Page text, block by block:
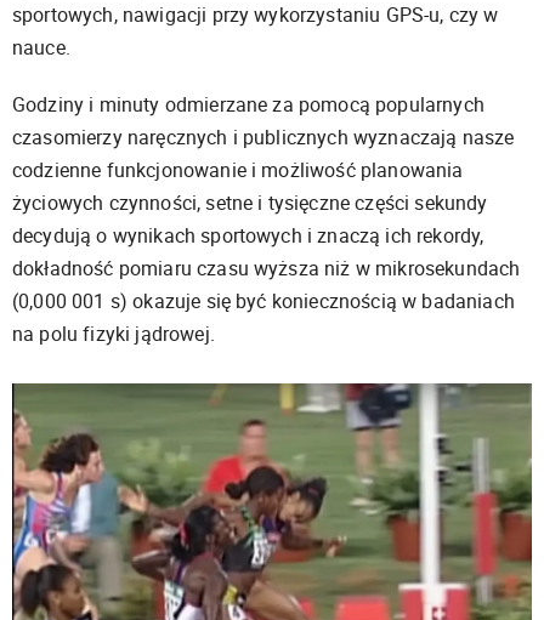
sportowych, nawigacji przy wykorzystaniu GPS-u, czy w
nauce.
Godziny i minuty odmierzane za pomocą popularnych
czasomierzy naręcznych i publicznych wyznaczają nasze
codzienne funkcjonowanie i możliwość planowania
życiowych czynności, setne i tysięczne części sekundy
decydują o wynikach sportowych i znaczą ich rekordy,
dokładność pomiaru czasu wyższa niż w mikrosekundach
(0,000 001 s) okazuje się być koniecznością w badaniach
na polu fizyki jądrowej.